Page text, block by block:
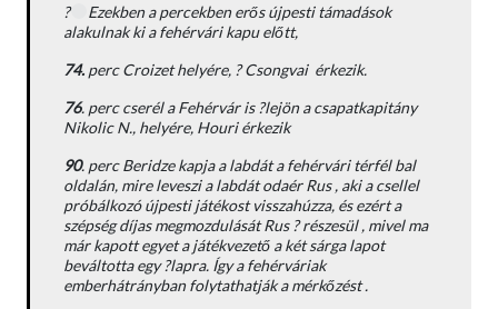
?
Ezekben a percekben erős újpesti támadások
alakulnak ki a fehérvári kapu előtt,
74.perc Croizet helyére, ? Csongvai érkezik.
76. perc cserél a Fehérvár is ?lejön a csapatkapitány
Nikolic N., helyére, Houri érkezik
90. perc Beridze kapja a labdát a fehérvári térfél bal
oldalán, mire leveszi a labdát odaér Rus , aki a csellel
próbálkozó újpesti játékost visszahúzza, és ezért a
szépség díjas megmozdulását Rus ? részesül , mivel ma
már kapott egyet a játékvezető a két sárga lapot
beváltotta egy ?lapra. Így a fehérváriak
emberhátrányban folytathatják a mérkőzést .